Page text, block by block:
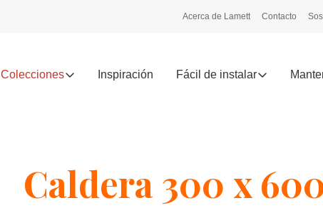
Acerca de Lamett Contacto
Colecciones Inspiración Fácil de instalar
Caldera 300 x